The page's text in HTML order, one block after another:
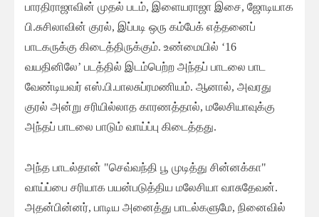
பாரதிராஜாவின் முதல் படம், இளையராஜா இசை, ஜோடியாக
பி.சுசிலாவின் குரல், இப்படி ஒரு கம்பேக் எத்தனைப்
பாடகருக்கு கிடைத்திருக்கும். உண்மையில் ‘16
வயதினிலே’ படத்தில் இடம்பெற்ற அந்தப் பாடலை பாட
வேண்டியவர் எஸ்.பி.பாலசுப்ரமணியம். ஆனால், அவரது
குரல் அன்று சரியில்லாத காரணத்தால், மலேசியாவுக்கு
அந்தப் பாடலை பாடும் வாய்ப்பு கிடைத்தது.
அந்த பாடல்தான் "செவ்வந்தி பூ முடித்து சின்னக்கா"
வாய்ப்பை சரியாக பயன்படுத்திய மலேசியா வாசுதேவன்.
அதன்பின்னர், பாடிய அனைத்து பாடல்களுமே, நினைவில்